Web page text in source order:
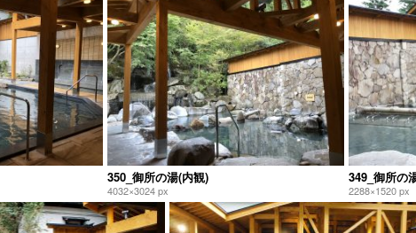
350_御所の湯(内観)
4032×3024 px
349_御所の
2288×1520 px